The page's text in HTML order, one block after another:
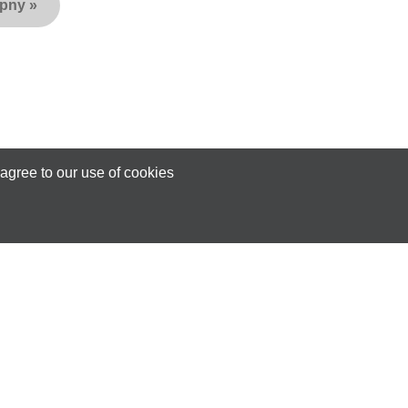
»
to our use of cookies